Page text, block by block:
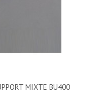
MIXTE BU400